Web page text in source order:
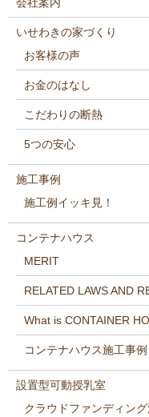
いせわきの家づくり
お客様の声
お金のはなし
こだわりの断熱
5つの安心
施工事例
施工例イッキ見！
コンテナハウス
MERIT
RELATED LAWS AND
What is CONTAINER
コンテナハウス施工事例
設置型可動授乳室
クラウドファンディン